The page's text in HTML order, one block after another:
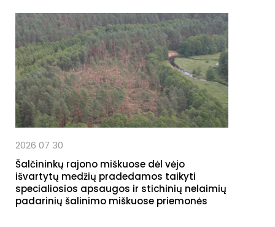
2026 07 30
Šalčininkų rajono miškuose dėl vėjo
išvartytų medžių pradedamos taikyti
specialiosios apsaugos ir stichinių nelaimių
padarinių šalinimo miškuose priemonės